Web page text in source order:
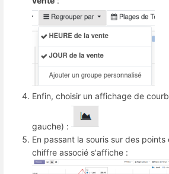
Enfin, choisir un affichage de
gauche) :
En passant la souris sur des
chiffre associé s'affiche :